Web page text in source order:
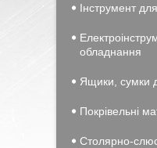
Інструмент
обладнання
Ящики, сумки
Покрівельні
Столярно-